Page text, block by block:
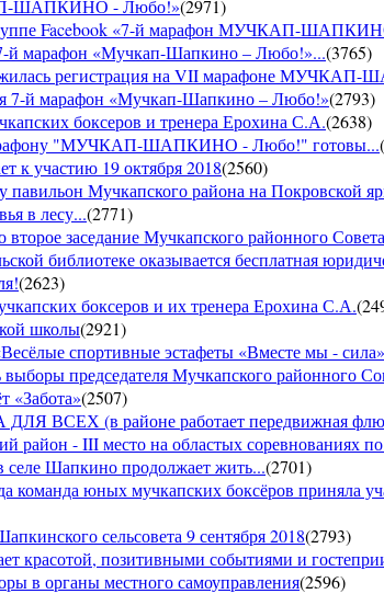
ШАПКИНО - Любо!»(2971)
Facebook «7-й марафон МУЧКАП-
й марафон «Мучкап-Шапкино – Любо!»...(3765)
регистрация на VII марафоне
7-й марафон «Мучкап-Шапкино – Любо!»(2793)
боксеров и тренера Ерохина С.А.(2638)
"МУЧКАП-ШАПКИНО - Любо!" готовы...(
к участию 19 октября 2018(2560)
павильон Мучкапского района на Покровской
в лесу...(2771)
второе заседание Мучкапского районного
библиотеке оказывается бесплатная
(2623)
боксеров и их тренера Ерохина С.А.(
школы(2921)
спортивные эстафеты «Вместе мы - сила»
выборы председателя Мучкапского районного
«Забота»(2507)
ВСЕХ (в районе работает передвижная
район - III место на областых соревнованиях
селе Шапкино продолжает жить...(2701)
команда юных мучкапских боксёров приняла
сельсовета 9 сентября 2018(2793)
красотой, позитивными событиями и
в органы местного самоуправления(2596)